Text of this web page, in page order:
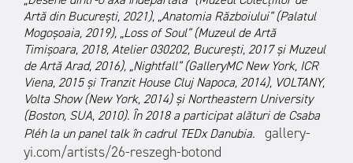
Artă din București, 2021), „Anatomia Războiului” (Palatul
Mogoșoaia, 2019), „Loss of Soul” (Muzeul de Artă
Timişoara, 2018, Atelier 030202, Bucureşti, 2017 şi Muzeul
de Artă Arad, 2016), „Nightfall” (GalleryMC New York, ICR
Viena, 2015 şi Tranzit House Cluj Napoca, 2014), VOLTANY,
Volta Show (New York, 2014) şi Northeastern University
(Boston, SUA, 2010). În 2018 a participat alături de Csaba
Pléh la un panel talk în cadrul TEDx Danubia.
gallery-
yi.com/artists/26-reszegh-botond